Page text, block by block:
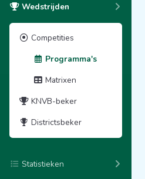
Wedstrijden
Competities
Programma's
Matrixen
KNVB-beker
Districtsbeker
Statistieken